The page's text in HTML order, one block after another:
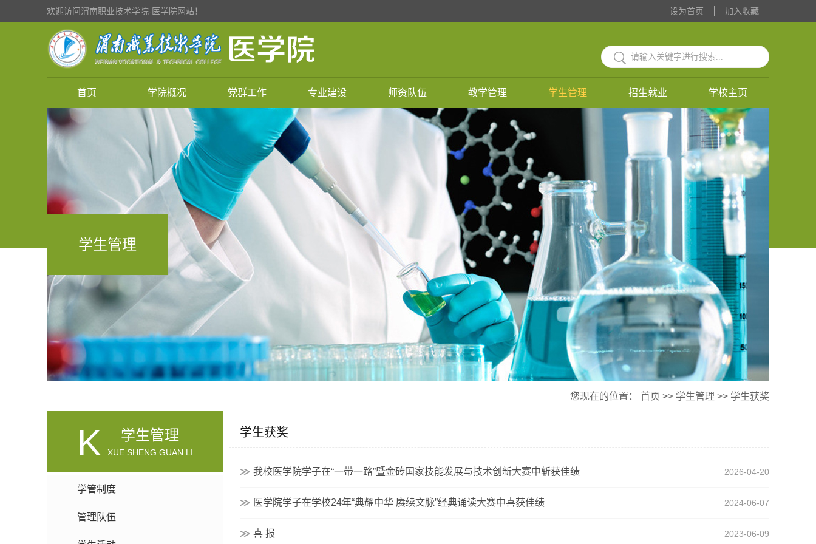
欢迎访问渭南职业技术学院-医学院网站！ 设为首页 加入收藏
首页 学院概况 党群工作 专业建设 师资队伍 教学管理 学生管理 招生就业 学校主页
学生管理
您现在的位置： 首页 >> 学生管理 >> 学生获奖
K 学生管理
XUE SHENG GUAN LI
学管制度
管理队伍
学生获奖
2026-04-20
我校医学院学子在“一带一路”暨金砖国家技能发展与技术创新大赛中斩获佳绩
2024-06-07
医学院学子在学校24年“典耀中华 赓续文脉”经典诵读大赛中喜获佳绩
2023-06-09
喜 报